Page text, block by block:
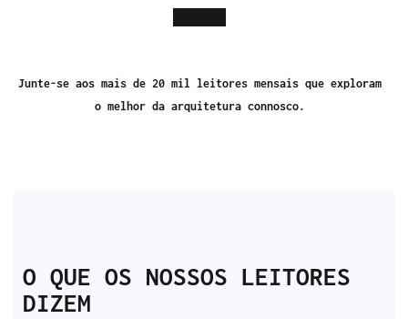
Junte-se aos mais de 20 mil leitores mensais que exploram
o melhor da arquitetura connosco.
O QUE OS NOSSOS LEITORES
DIZEM